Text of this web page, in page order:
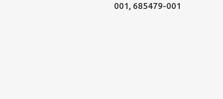
001, 685479-001